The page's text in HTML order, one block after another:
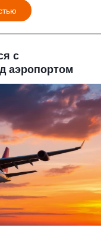
с
аэропортом